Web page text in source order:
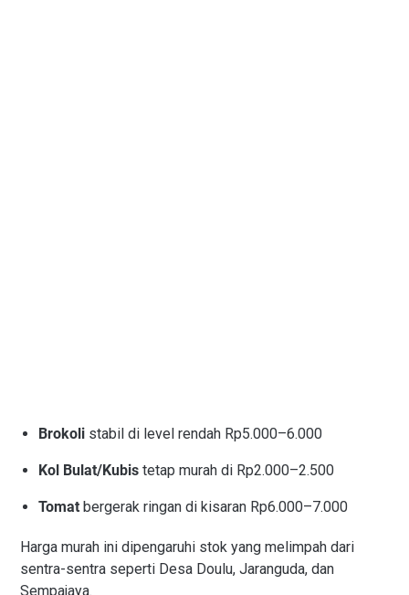
Brokoli stabil di level rendah Rp5.000–6.000
Kol Bulat/Kubis tetap murah di Rp2.000–2.500
Tomat bergerak ringan di kisaran Rp6.000–7.000
Harga murah ini dipengaruhi stok yang melimpah dari
sentra-sentra seperti Desa Doulu, Jaranguda, dan
Sempajaya.